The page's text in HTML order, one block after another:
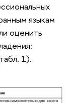
языкам
оценить
1).